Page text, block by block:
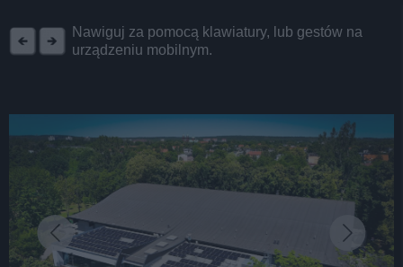
Nawiguj za pomocą klawiatury, lub gestów na
urządzeniu mobilnym.